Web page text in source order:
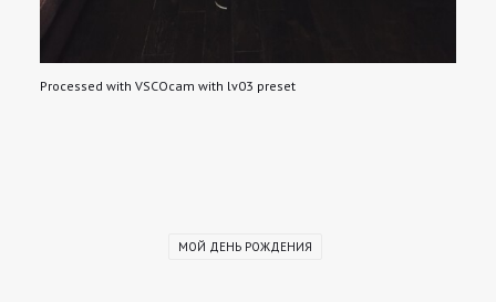
Processed with VSCOcam with lv03 preset
МОЙ ДЕНЬ РОЖДЕНИЯ